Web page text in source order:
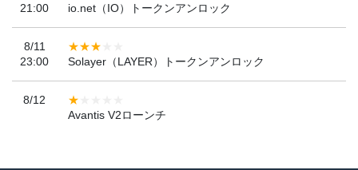
21:00
io.net（IO）トークンアンロック
8/11
23:00
Solayer（LAYER）トークンアンロック
8/12
Avantis V2ローンチ